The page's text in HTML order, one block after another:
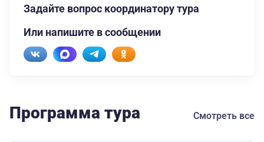
Задайте вопрос координатору тура
Или напишите в сообщении
Программа тура Смотреть все